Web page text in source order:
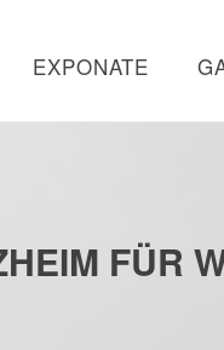
EXPONATE
FÜR